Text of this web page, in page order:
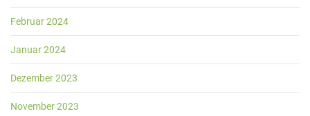
Februar 2024
Januar 2024
Dezember 2023
November 2023